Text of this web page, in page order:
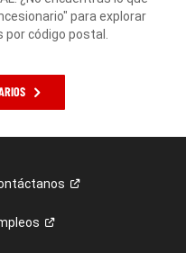
para explorar
código postal.